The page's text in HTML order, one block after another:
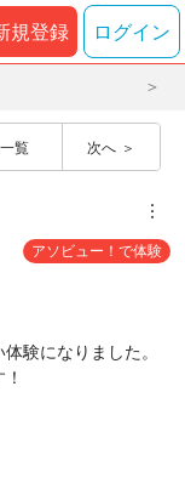
規登録 ログイン
一覧 次へ
︙
アソビュー！で体験
験になりました。